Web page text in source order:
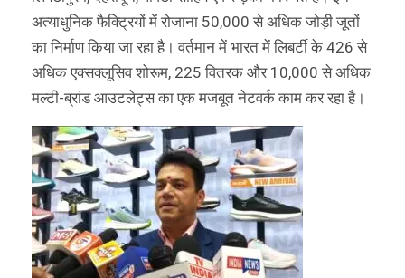
अत्याधुनिक फैक्ट्रियों में रोजाना 50,000 से अधिक जोड़ी जूतों
का निर्माण किया जा रहा है। वर्तमान में भारत में लिबर्टी के 426 से
अधिक एक्सक्लूसिव शोरूम, 225 वितरक और 10,000 से अधिक
मल्टी-ब्रांड आउटलेट्स का एक मजबूत नेटवर्क काम कर रहा है।